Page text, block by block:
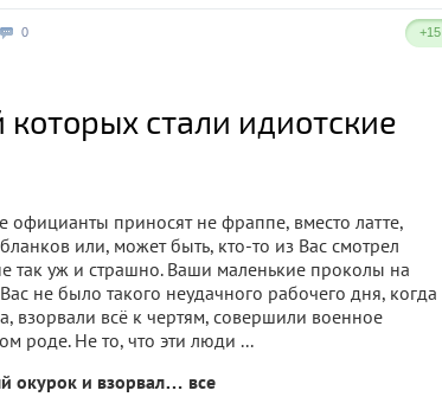
0 +15
стали идиотские
официанты приносят не фраппе, вместо латте,
или, может быть, кто-то из Вас смотрел
так уж и страшно. Ваши маленькие проколы на
не было такого неудачного рабочего дня, когда
взорвали всё к чертям, совершили военное
роде. Не то, что эти люди ...
окурок и взорвал… все